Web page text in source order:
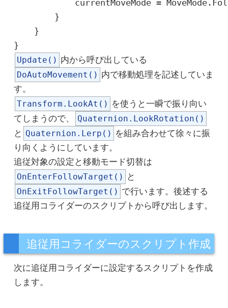
currentMoveMode =
        }
    }
Update() 内から呼び出している
DoAutoMovement() 内で移動処理を記述していま
す。
Transform.LookAt() を使うと一瞬で振り向い
てしまうので、
Quaternion.LookRotation()
と Quaternion.Lerp() を組み合わせて徐々に振
り向くようにしています。
追従対象の設定と移動モード切替は
OnEnterFollowTarget()
と
OnExitFollowTarget() で行います。後述する
追従用コライダーのスクリプトから呼び出します。
追従用コライダーのスクリプト作成
次に追従用コライダーに設定するスクリプトを作成
します。